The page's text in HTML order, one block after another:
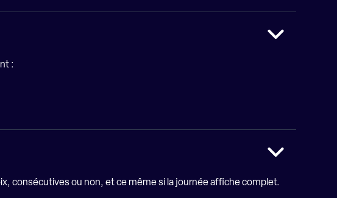
:
consécutives ou non, et ce même si la journée affiche complet.